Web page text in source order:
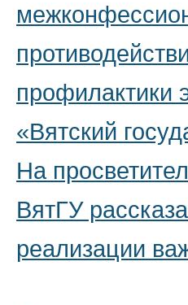
«Вятский
На
ВятГУ
реализации